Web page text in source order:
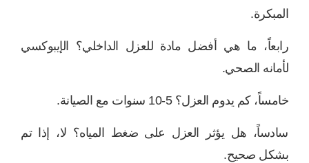
المبكرة.
رابعاً، ما هي أفضل مادة للعزل الداخلي؟ الإيبوكسي
لأمانه الصحي.
خامساً، كم يدوم العزل؟ 5-10 سنوات مع الصيانة.
سادساً، هل يؤثر العزل على ضغط المياه؟ لا، إذا تم
بشكل صحيح.